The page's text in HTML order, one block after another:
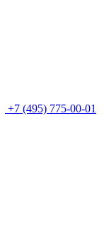
+7 (495) 775-00-01